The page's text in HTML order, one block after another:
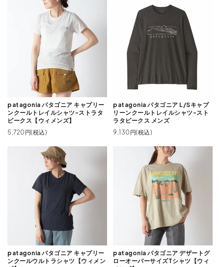
patagonia パタゴニア キャプリー
ンクールトレイルシャツ-ストラタ
ピークス【ウィメンズ】
5,720円(税込)
patagonia パタゴニア L/Sキャプ
リーンクールトレイルシャツ-スト
ラタピークス メンズ
9,130円(税込)
patagonia パタゴニア キャプリー
ンクールウルトラシャツ【ウィメン
patagonia パタゴニア デザートグ
ローオーバーサイズTシャツ【ウィ